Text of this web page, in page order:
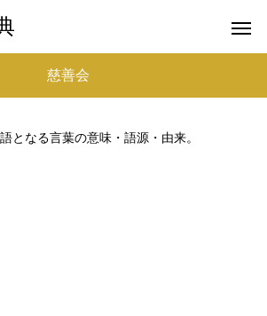
慈善会
となる言葉の意味・語源・由来。